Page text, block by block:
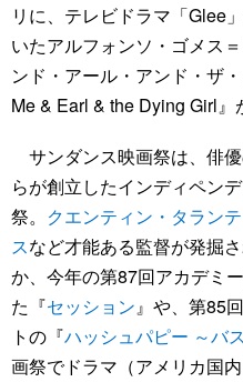
リに、テレビドラマ「Glee
いたアルフォンソ・ゴメス
ンド・アール・アンド・ザ
Me & Earl & the Dying Girl』
サンダンス映画祭は、俳
らが創立したインディペン
祭。 クエンティン・タラン
スなど才能ある監督が発掘
か、今年の第87回アカデミ
た『セッション』や、第85
トの『ハッシュパピー ～バ
画祭でドラマ（アメリカ国